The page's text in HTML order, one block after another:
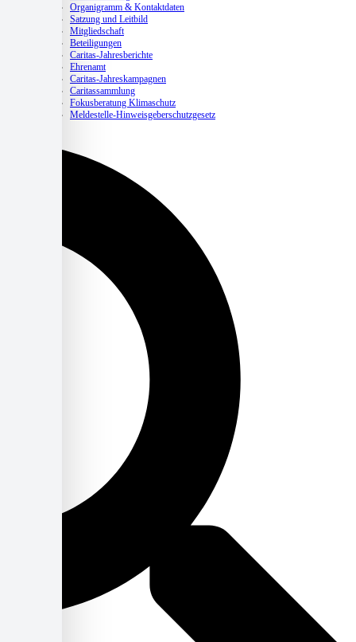
Organigramm & Kontaktdaten
Satzung und Leitbild
Mitgliedschaft
Beteiligungen
Caritas-Jahresberichte
Ehrenamt
Caritas-Jahreskampagnen
Caritassammlung
Fokusberatung Klimaschutz
Meldestelle-Hinweisgeberschutzgesetz